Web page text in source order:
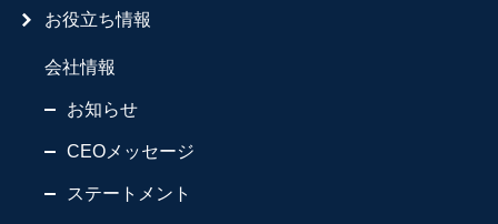
お役立ち情報
会社情報
お知らせ
CEOメッセージ
ステートメント